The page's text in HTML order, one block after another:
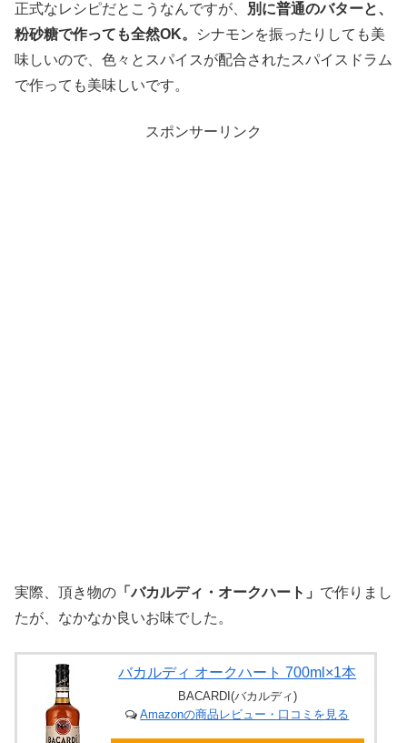
正式なレシピだとこうなんですが、
別に普通のバターと、
粉砂糖で作っても全然OK。
シナモンを振ったりしても美
味しいので、色々とスパイスが配合されたスパイスドラム
で作っても美味しいです。
スポンサーリンク
実際、頂き物の 「バカルディ・オークハート」 で作りまし
たが、なかなか良いお味でした。
バカルディ オークハート 700ml×1本
BACARDI(バカルディ)
Amazonの商品レビュー・口コミを見る